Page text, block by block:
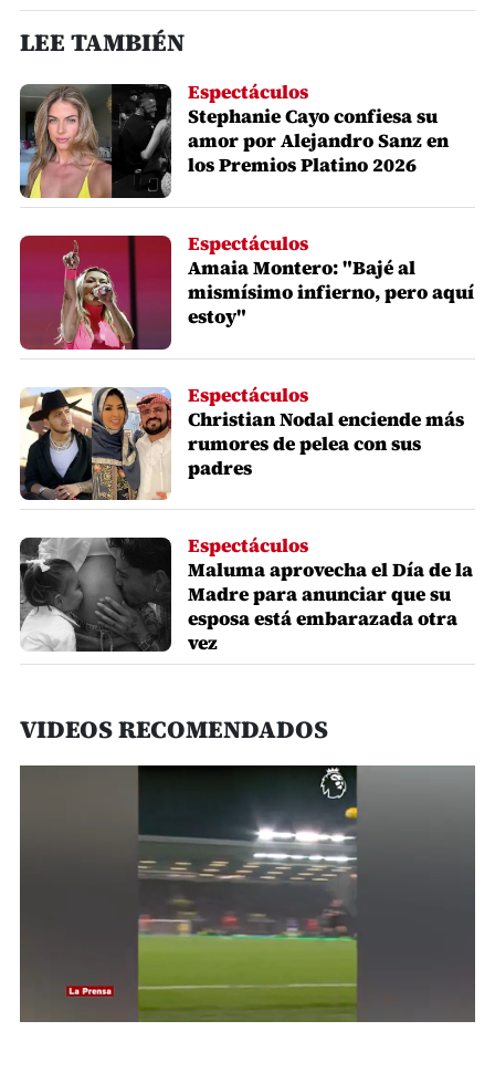
LEE TAMBIÉN
Espectáculos
Stephanie Cayo confiesa su
amor por Alejandro Sanz en
los Premios Platino 2026
Espectáculos
Amaia Montero: "Bajé al
mismísimo infierno, pero aquí
estoy"
Espectáculos
Christian Nodal enciende más
rumores de pelea con sus
padres
Espectáculos
Maluma aprovecha el Día de la
Madre para anunciar que su
esposa está embarazada otra
vez
VIDEOS RECOMENDADOS